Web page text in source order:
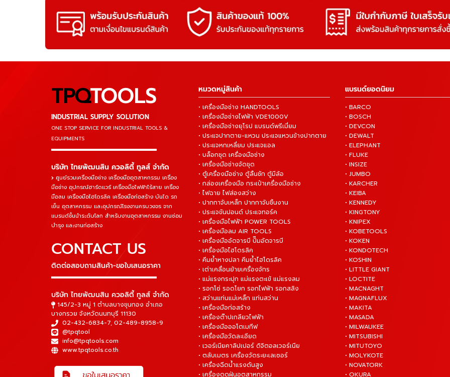
TPQTOOLS
INDUSTRIAL SUPPLY SOLUTION
ONE STOP SERVICE FOR INDUSTRIAL TOOLS &
EQUIPMENTS
▬▬▬▬▬▬▬▬▬▬▬▬▬▬▬
บริษัท ไทยพัฒนสิน ควอลิตี้ ทูลส์ จำกัด
ศูนย์รวมเครื่องมือช่าง เครื่องมืออุตสาหกรรม เครื่อง
มือช่าง อุปกรณ์ฮาร์ดแวร์ เครื่องมือไฟฟ้าไร้สาย เครื่อง
มือลม เครื่องมือไฮโดรลิค เครื่องมือก่อสร้าง บันได รถ
เข็น อุตสาหกรรม และอุปกรณ์โรงงานครบวงจร จาก
แบรนด์ชั้นนำระดับโลก สำหรับงานอุตสาหกรรม งานซ่อม
บำรุง และงานก่อสร้าง
CONTACT US
ติดต่อสอบถามสินค้า-ขอใบเสนอราคา
▬▬▬▬▬▬▬▬▬▬▬▬▬▬▬
บริษัท ไทยพัฒนสิน ควอลิตี้ ทูลส์ จำกัด
145/2-3 หมู่ 1 ตำบลบางขุนกอง อำเภอ
บางกรวย จังหวัดนนทบุรี 11130
02-432-6834-7, 02-489-8958-9
@tpqtool
info@tpqtools.com
www.tpqtools.co.th
หมวดหมู่สินค้า
• เครื่องมือช่าง HANDTOOLS
• เครื่องมือช่างไฟฟ้า VDE1000V
• เครื่องมือช่างยุโรป แบรนด์พรีเมี่ยม
• ประแจปากตาย-แหวน ประแจแหวนข้างปากตาย
• ประแจหกเหลี่ยม ประแจแอล
• บล็อกชุด เครื่องมือช่าง
• เครื่องมือช่างจัดชุด
• ตู้เครื่องมือช่าง ตู้ลิ้นชัก ตู้มีล้อ
• กล่องเครื่องมือ กระเป๋าเครื่องมือช่าง
• ไฟฉาย ไฟส่องสว่าง
• ปากกาจับเหล็ก ปากกาจับชิ้นงาน
• ประแจขันปอนด์ ประแจทอร์ค
• เครื่องมือไฟฟ้า POWER TOOLS
• เครื่องมือลม AIR TOOLS
• เครื่องมืออัดจารบี ปั๊มอัดจารบี
• เครื่องมือไฮโดรลิค
• คีมย้ำหางปลา คีมย้ำไฮโดรลิค
• เต่าเคลื่อนย้ายเครื่องจักร
• แม่แรงกระปุก แม่แรงตะเข้ แม่แรงลม
• รอกโซ่ รอดโยก รอกไฟฟ้า รอกสลิง
• สว่านแท่นแม่เหล็ก แท่นสว่าน
• เครื่องมือก่อสร้าง
• เครื่องต๊าปเกลียวไฟฟ้า
• เครื่องมือออโตเมทีฟ
• เครื่องมือวัดละเอียด
• เวอร์เนียคาลิปเปอร์ ดิจิตอลเวอร์เนีย
• ตลับเมตร เครื่องวัดระยะเลเซอร์
• เครื่องฉีดน้ำแรงดันสูง
• เครื่องดูดฝุ่นอุตสาหกรรม
แบรนด์ยอดนิยม
• BARCO
• BOSCH
• DEVCON
• DEWALT
• ELEPHANT
• FLUKE
• INSIZE
• JUMBO
• KARCHER
• KEIBA
• KENNEDY
• KINGTONY
• KNIPEX
• KOBETOOLS
• KOKEN
• KONDOTECH
• KOSHIN
• LITTLE GIANT
• LOCTITE
• MACNAGHT
• MAGNAFLUX
• MAKITA
• MASADA
• MILWAUKEE
• MITSUBISHI
• MITUTOYO
• MOLYKOTE
• NOVATORK
• OKURA